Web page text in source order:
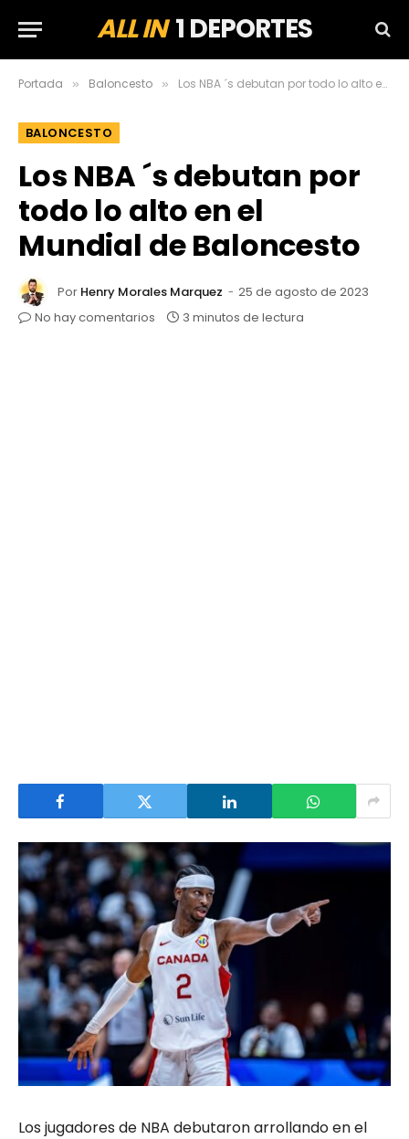
ALL IN1 DEPORTES
Portada » Baloncesto » Los NBA ´s debutan por todo lo alto en el Mundial de Baloncesto
BALONCESTO
Los NBA ´s debutan por
todo lo alto en el
Mundial de Baloncesto
Por Henry Morales Marquez
25 de agosto de 2023
No hay comentarios
3 minutos de lectura
Los jugadores de NBA debutaron arrollando en el